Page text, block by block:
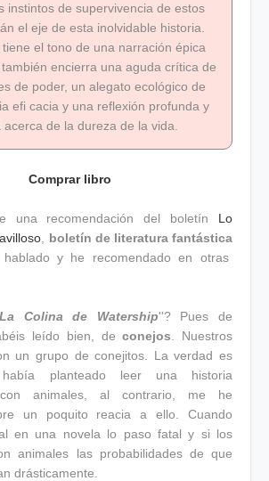
instintos de supervivencia de estos
el eje de esta inolvidable historia.
tiene el tono de una narración épica
encierra una aguda crítica de
de poder, un alegato ecológico de
efi cacia y una reflexión profunda y
acerca de la dureza de la vida.
Comprar libro
una recomendación del boletín Lo
boletín de literatura fantástica
y he recomendado en otras
La Colina de Watership''? Pues de
leído bien, deconejos . Nuestros
un grupo de conejitos. La verdad es
planteado leer una historia
con animales, al contrario, me he
un poquito reacia a ello. Cuando
en una novela lo paso fatal y si los
animales las probabilidades de que
drásticamente.